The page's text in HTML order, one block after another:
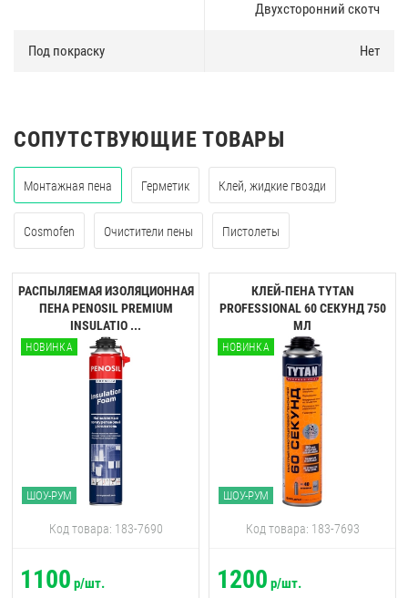
Двухсторонний скотч
Под покраску Нет
СОПУТСТВУЮЩИЕ ТОВАРЫ
Монтажная пена Герметик Клей, жидкие гвозди
Cosmofen Очистители пены Пистолеты
РАСПЫЛЯЕМАЯ ИЗОЛЯЦИОННАЯ
ПЕНА PENOSIL PREMIUM
INSULATIO ...
НОВИНКА
ШОУ-РУМ
Код товара: 183-7690
1100 р/шт.
КЛЕЙ-ПЕНА TYTAN
PROFESSIONAL 60 CЕКУНД 750
МЛ
НОВИНКА
ШОУ-РУМ
Код товара: 183-7693
1200 р/шт.